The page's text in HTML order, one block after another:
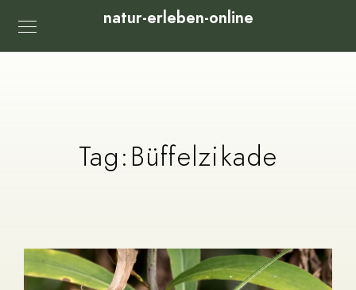
natur-erleben-online
Tag:Büffelzikade